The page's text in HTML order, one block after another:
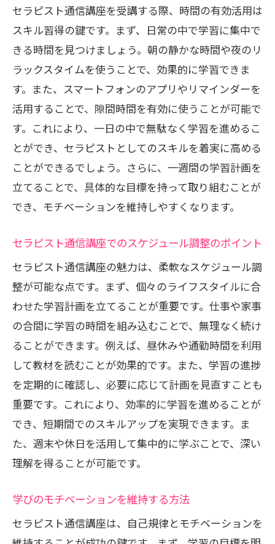
課題を活用した学びの深め方
オンラインワークショップ参加のメリッ
ト
自己評価を通じた成長の確認法
ライフスタイルに合わせたセラピスト通信講
座の学習法
個々のスケジュールに合わせた柔軟な学
び方
オンラインサポートを最大限活用する方
法
セラピスト通信講座の教材選びのポイン
ト
学習効率を上げるためのテクニック
時間を有効に使うためのツール紹介
通勤時間を有効利用セラピスト通信講座のメ
リット
通勤中に学ぶことの利点と注意点
オーディオ教材を活用した効率的な学び
方
移動時間を活かした短期集中学習法
周囲の音を遮るための便利グッズ
長時間の移動でも疲れない学習スタイル
セラピスト通信講座で継続的なスキルアップ
を実現
セラピスト通信講座を受講する際、時間の有効活用は
スキル習得の鍵です。まず、日常の中で学習に集中で
きる時間を見つけましょう。朝の静かな時間や夜のリ
ラックスタイムを使うことで、効果的に学習できま
す。また、スマートフォンのアプリやリマインダーを
活用することで、隙間時間を有効に使うことが可能で
す。これにより、一日の中で無駄なく学習を進めるこ
とができ、セラピストとしてのスキルを着実に高める
ことができるでしょう。さらに、一週間の学習計画を
立てることで、具体的な目標を持って取り組むことが
でき、モチベーションを維持しやすくなります。
セラピスト通信講座でのスケジュール調整のポイント
セラピスト通信講座の魅力は、柔軟なスケジュール調
整が可能な点です。まず、個々のライフスタイルに合
わせた学習計画を立てることが重要です。仕事や家事
の合間に学習の時間を組み込むことで、無理なく続け
ることができます。例えば、昼休みや通勤時間を利用
して教材を読むことが効果的です。また、学習の進捗
を定期的に確認し、必要に応じて計画を見直すことも
重要です。これにより、効率的に学習を進めることが
でき、短期間でのスキルアップを実現できます。ま
た、週末や休日を活用して集中的に学ぶことで、深い
理解を得ることが可能です。
学びのモチベーションを維持する方法
セラピスト通信講座は、自己規律とモチベーションを